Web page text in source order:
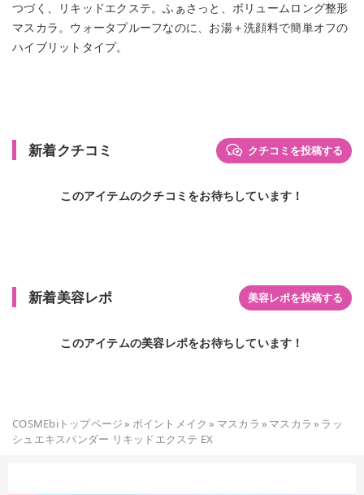
つづく、リキッドエクステ。ふぁさっと、ボリュームロング整形
マスカラ。ウォータプルーフなのに、お湯＋洗顔料で簡単オフの
ハイブリットタイプ。
新着クチコミ クチコミを投稿する
このアイテムのクチコミをお待ちしています！
新着美容レポ 美容レポを投稿する
このアイテムの美容レポをお待ちしています！
COSMEbiトップページ» ポイントメイク » マスカラ » マスカラ » ラッ
シュエキスパンダー リキッドエクステ EX